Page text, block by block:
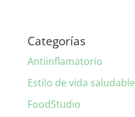
Categorías
Antiinflamatorio
Estilo de vida saludable
FoodStudio